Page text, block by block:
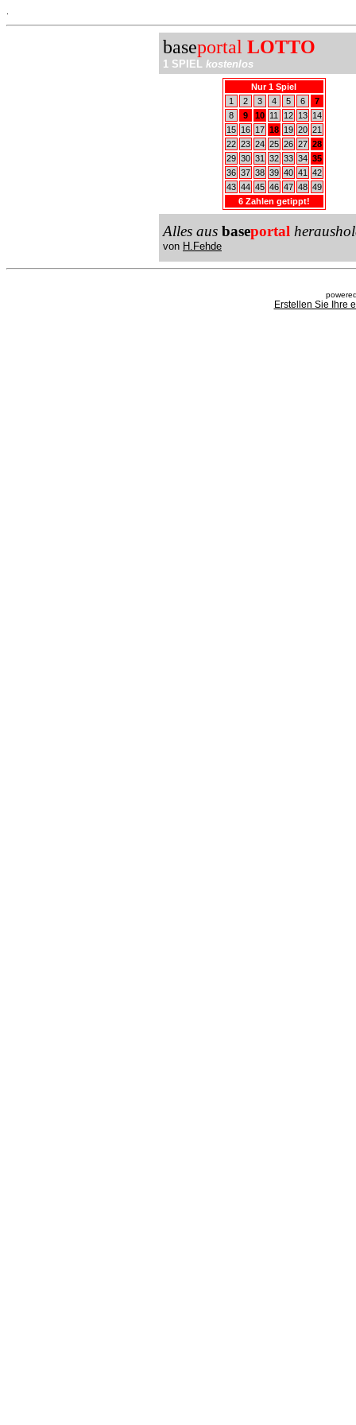
baseportal LOTTO
1 SPIEL kostenlos
Nur 1 Spiel
1
2 3 4 5 6
7
8
9 10 11 12 13
14
15
16 17 18 19 20 21
22 23 24 25 26 27 28
29 30 31 32 33 34 35
36 37 38 39 40 41
42
43 44 45 46 47 48 49
6 Zahlen getippt!
Alles aus baseportal
von H.Fehde
Erstellen Sie Ihre